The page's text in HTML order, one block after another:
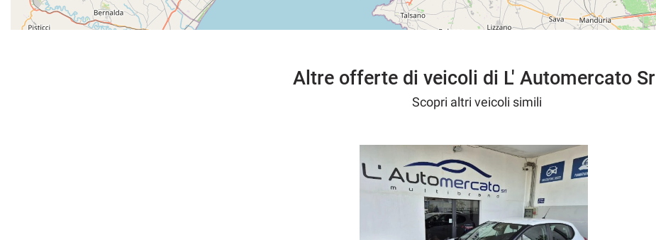
Altre offerte di veicoli di L' Automercato Srl
Scopri altri veicoli simili